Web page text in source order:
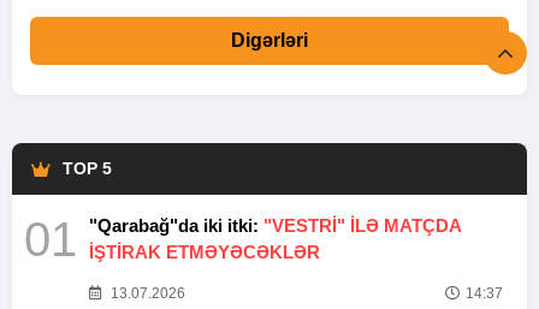
Digərləri
TOP 5
01 "Qarabağ"da iki itki: "VESTRİ" İLƏ MATÇDA
İŞTİRAK ETMƏYƏCƏKLƏR
13.07.2026 14:37